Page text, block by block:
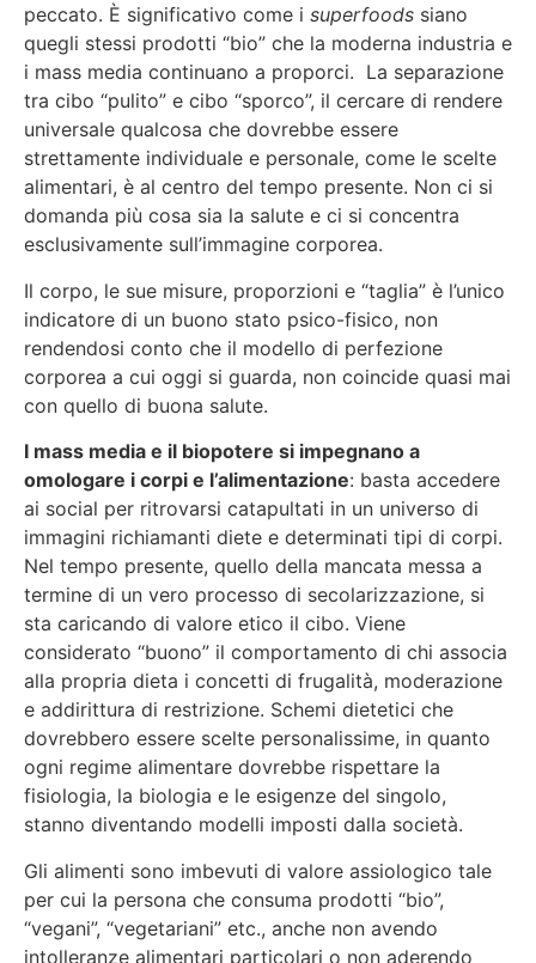
peccato. È significativo come i superfoods siano
quegli stessi prodotti “bio” che la moderna industria e
i mass media continuano a proporci. La separazione
tra cibo “pulito” e cibo “sporco”, il cercare di rendere
universale qualcosa che dovrebbe essere
strettamente individuale e personale, come le scelte
alimentari, è al centro del tempo presente. Non ci si
domanda più cosa sia la salute e ci si concentra
esclusivamente sull’immagine corporea.
Il corpo, le sue misure, proporzioni e “taglia” è l’unico
indicatore di un buono stato psico-fisico, non
rendendosi conto che il modello di perfezione
corporea a cui oggi si guarda, non coincide quasi mai
con quello di buona salute.
I mass media e il biopotere si impegnano a
omologare i corpi e l’alimentazione: basta accedere
ai social per ritrovarsi catapultati in un universo di
immagini richiamanti diete e determinati tipi di corpi.
Nel tempo presente, quello della mancata messa a
termine di un vero processo di secolarizzazione, si
sta caricando di valore etico il cibo. Viene
considerato “buono” il comportamento di chi associa
alla propria dieta i concetti di frugalità, moderazione
e addirittura di restrizione. Schemi dietetici che
dovrebbero essere scelte personalissime, in quanto
ogni regime alimentare dovrebbe rispettare la
fisiologia, la biologia e le esigenze del singolo,
stanno diventando modelli imposti dalla società.
Gli alimenti sono imbevuti di valore assiologico tale
per cui la persona che consuma prodotti “bio”,
“vegani”, “vegetariani” etc., anche non avendo
intolleranze alimentari particolari o non aderendo